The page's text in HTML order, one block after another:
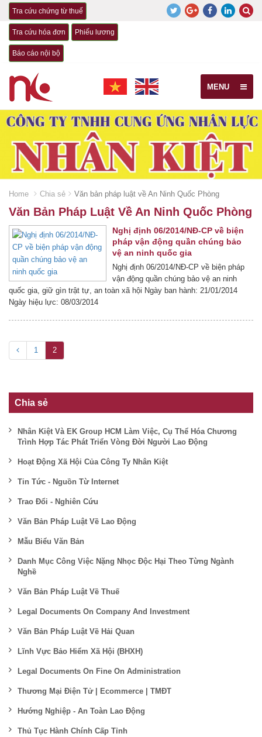
Tra cứu chứng từ thuế
Tra cứu hóa đơn Phiếu lương
Báo cáo nội bộ
MENU
Home Chia sẻ Văn bản pháp luật về An Ninh Quốc Phòng
Văn Bản Pháp Luật Về An Ninh Quốc Phòng
Nghị định 06/2014/NĐ-CP về biện
pháp vận động quần chúng bảo
vệ an ninh quốc gia
Nghị định 06/2014/NĐ-CP về biện pháp
vận động quần chúng bảo vệ an ninh
quốc gia, giữ gìn trật tự, an toàn xã hội Ngày ban hành: 21/01/2014
Ngày hiệu lực: 08/03/2014
1 2
Chia sẻ
Nhân Kiệt Và EK Group HCM Làm Việc, Cụ Thể Hóa Chương
Trình Hợp Tác Phát Triển Vòng Đời Người Lao Động
Hoạt Động Xã Hội Của Công Ty Nhân Kiệt
Tin Tức - Nguồn Từ Internet
Trao Đổi - Nghiên Cứu
Văn Bản Pháp Luật Về Lao Động
Mẫu Biểu Văn Bản
Danh Mục Công Việc Nặng Nhọc Độc Hại Theo Từng Ngành
Nghề
Văn Bản Pháp Luật Về Thuế
Legal Documents On Company And Investment
Văn Bản Pháp Luật Về Hải Quan
Lĩnh Vực Bảo Hiểm Xã Hội (BHXH)
Legal Documents On Fine On Administration
Thương Mại Điện Tử | Ecommerce | TMĐT
Hướng Nghiệp - An Toàn Lao Động
Thủ Tục Hành Chính Cấp Tỉnh